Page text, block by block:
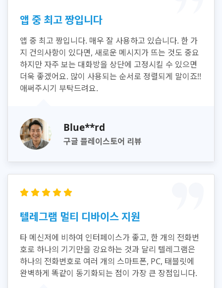
앱 중 최고 짱입니다
앱 중 최고 짱입니다. 매우 잘 사용하고 있습니다. 한 가
지 건의사항이 있다면, 새로운 메시지가 뜨는 것도 중요
하지만 자주 보는 대화방을 상단에 고정시킬 수 있으면
더욱 좋겠어요. 많이 사용되는 순서로 정렬되게 말이죠!!
애써주시기 부탁드려요.
Blue**rd
구글 플레이스토어 리뷰
텔레그램 멀티 디바이스 지원
타 메신저에 비하여 인터페이스가 좋고, 한 개의 전화번
호로 하나의 기기만을 강요하는 것과 달리 텔레그램은
하나의 전화번호로 여러 개의 스마트폰, PC, 태블릿에
완벽하게 똑같이 동기화되는 점이 가장 큰 장점입니다.